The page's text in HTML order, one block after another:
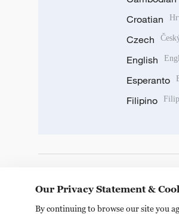
Croatian
Czech
English
Esperanto
Filipino
Our Privacy Statement &
By continuing to browse our site you